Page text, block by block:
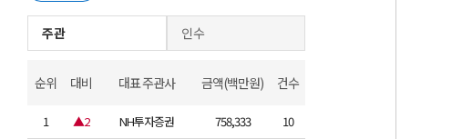
주관 인수
순위 대비 대표 주관사 금액(백만원) 건수
1 ▲2 NH투자증권 758,333
10